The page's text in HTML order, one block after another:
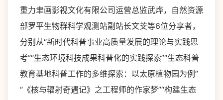
重力聿画影视文化有限公司运营总监武烨，自然资源
部罗平生物群科学观测站副站长文芠等6位分享者，
分别从“新时代科普事业高质量发展的理论与实践思
考”“生态环境科技成果科普化的实践探索”“生态科普
教育基地科普工作的多维探索：以太原植物园为例”
“《核与辐射奇遇记》之工程师的作家梦”“构建生态